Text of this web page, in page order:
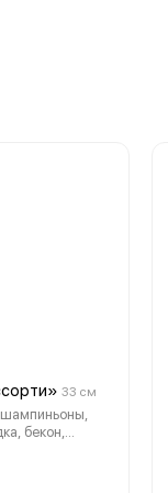
33 см
шампиньоны,
бекон,